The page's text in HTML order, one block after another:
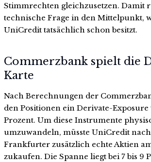
Stimmrechten gleichzusetzen. Damit
technische Frage in den Mittelpunkt,
UniCredit tatsächlich schon besitzt.
Commerzbank spielt die
Karte
Nach Berechnungen der
den Positionen ein Derivate-Exposure
Prozent. Um diese Instrumente
umzuwandeln, müsste UniCredit
Frankfurter zusätzlich echte Aktien
zukaufen. Die Spanne liegt bei 7 bis 9